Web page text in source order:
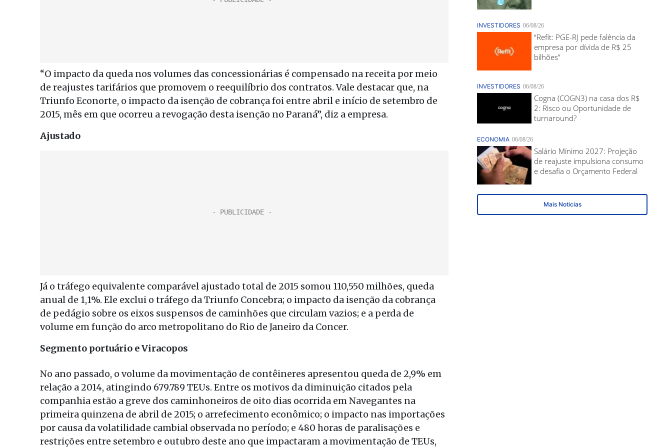
“O impacto da queda nos volumes das concessionárias é compensado na receita por meio
de reajustes tarifários que promovem o reequilíbrio dos contratos. Vale destacar que, na
Triunfo Econorte, o impacto da isenção de cobrança foi entre abril e início de setembro de
2015, mês em que ocorreu a revogação desta isenção no Paraná”, diz a empresa.
Ajustado
Já o tráfego equivalente comparável ajustado total de 2015 somou 110,550 milhões, queda
anual de 1,1%. Ele exclui o tráfego da Triunfo Concebra; o impacto da isenção da cobrança
de pedágio sobre os eixos suspensos de caminhões que circulam vazios; e a perda de
volume em função do arco metropolitano do Rio de Janeiro da Concer.
Segmento portuário e Viracopos
No ano passado, o volume da movimentação de contêineres apresentou queda de 2,9% em
relação a 2014, atingindo 679.789 TEUs. Entre os motivos da diminuição citados pela
companhia estão a greve dos caminhoneiros de oito dias ocorrida em Navegantes na
primeira quinzena de abril de 2015; o arrefecimento econômico; o impacto nas importações
por causa da volatilidade cambial observada no período; e 480 horas de paralisações e
restrições entre setembro e outubro deste ano que impactaram a movimentação de TEUs,